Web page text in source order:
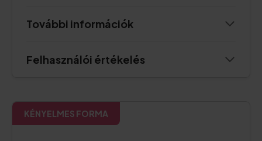
További információk
Felhasználói értékelés
KÉNYELMES FORMA